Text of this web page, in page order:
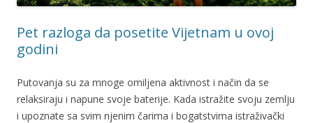
Pet razloga da posetite Vijetnam u ovoj
godini
Putovanja su za mnoge omiljena aktivnost i način da se
relaksiraju i napune svoje baterije. Kada istražite svoju zemlju
i upoznate sa svim njenim čarima i bogatstvima istraživački